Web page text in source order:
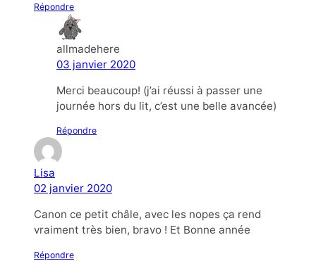
Répondre
allmadehere
03 janvier 2020
Merci beaucoup! (j’ai réussi à passer une
journée hors du lit, c’est une belle avancée)
Répondre
Lisa
02 janvier 2020
Canon ce petit châle, avec les nopes ça rend
vraiment très bien, bravo ! Et Bonne année
Répondre